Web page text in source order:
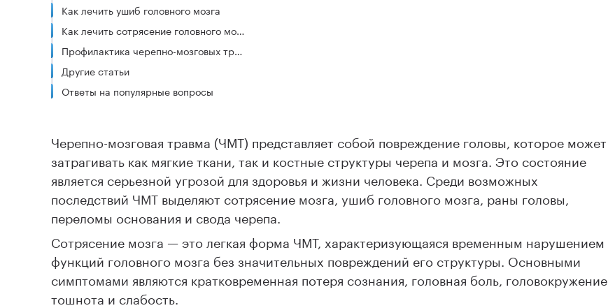
Как лечить ушиб головного мозга
Как лечить сотрясение головного мозга
Профилактика черепно-мозговых травм
Другие статьи
Ответы на популярные вопросы
Черепно-мозговая травма (ЧМТ) представляет собой повреждение головы, которое может
затрагивать как мягкие ткани, так и костные структуры черепа и мозга. Это состояние
является серьезной угрозой для здоровья и жизни человека. Среди возможных
последствий ЧМТ выделяют сотрясение мозга, ушиб головного мозга, раны головы,
переломы основания и свода черепа.
Сотрясение мозга — это легкая форма ЧМТ, характеризующаяся временным нарушением
функций головного мозга без значительных повреждений его структуры. Основными
симптомами являются кратковременная потеря сознания, головная боль, головокружение,
тошнота и слабость.